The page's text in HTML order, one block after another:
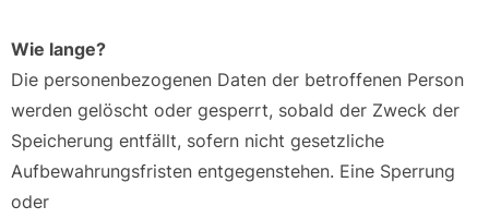
Wie lange?
Die personenbezogenen Daten der betroffenen Person
werden gelöscht oder gesperrt, sobald der Zweck der
Speicherung entfällt, sofern nicht gesetzliche
Aufbewahrungsfristen entgegenstehen. Eine Sperrung
oder